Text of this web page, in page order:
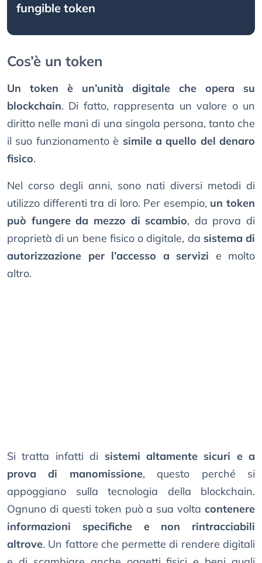
fungible token
Cos’è un token
Un token è un’unità digitale che opera su
blockchain. Di fatto, rappresenta un valore o un
diritto nelle mani di una singola persona, tanto che
il suo funzionamento è simile a quello del denaro
fisico.
Nel corso degli anni, sono nati diversi metodi di
utilizzo differenti tra di loro. Per esempio, un token
può fungere da mezzo di scambio, da prova di
proprietà di un bene fisico o digitale, da sistema di
autorizzazione per l’accesso a servizi e molto
altro.
Si tratta infatti di sistemi altamente sicuri e a
prova di manomissione, questo perché si
appoggiano sulla tecnologia della blockchain.
Ognuno di questi token può a sua volta contenere
informazioni specifiche e non rintracciabili
altrove. Un fattore che permette di rendere digitali